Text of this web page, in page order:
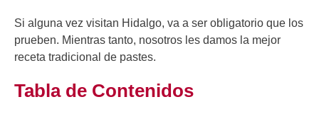
Si alguna vez visitan Hidalgo, va a ser obligatorio que los
prueben. Mientras tanto, nosotros les damos la mejor
receta tradicional de pastes.
Tabla de Contenidos